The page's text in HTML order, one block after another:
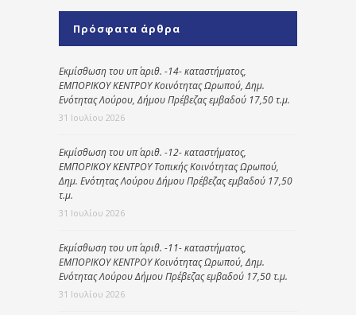
Πρόσφατα άρθρα
Εκμίσθωση του υπ΄ αριθ. -14- καταστήματος,
ΕΜΠΟΡΙΚΟΥ ΚΕΝΤΡΟΥ Κοινότητας Ωρωπού, Δημ.
Ενότητας Λούρου, Δήμου Πρέβεζας εμβαδού 17,50 τ.μ.
31 Ιουλίου 2026
Εκμίσθωση του υπ΄ αριθ. -12- καταστήματος,
ΕΜΠΟΡΙΚΟΥ ΚΕΝΤΡΟΥ Τοπικής Κοινότητας Ωρωπού,
Δημ. Ενότητας Λούρου Δήμου Πρέβεζας εμβαδού 17,50
τ.μ.
31 Ιουλίου 2026
Εκμίσθωση του υπ΄ αριθ. -11- καταστήματος,
ΕΜΠΟΡΙΚΟΥ ΚΕΝΤΡΟΥ Κοινότητας Ωρωπού, Δημ.
Ενότητας Λούρου Δήμου Πρέβεζας εμβαδού 17,50 τ.μ.
31 Ιουλίου 2026